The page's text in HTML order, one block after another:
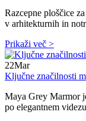
Razcepne ploščice
v arhitekturnih in
Prikaži več >
22Mar
Ključne značilnosti
Maya Grey Marmor
po elegantnem